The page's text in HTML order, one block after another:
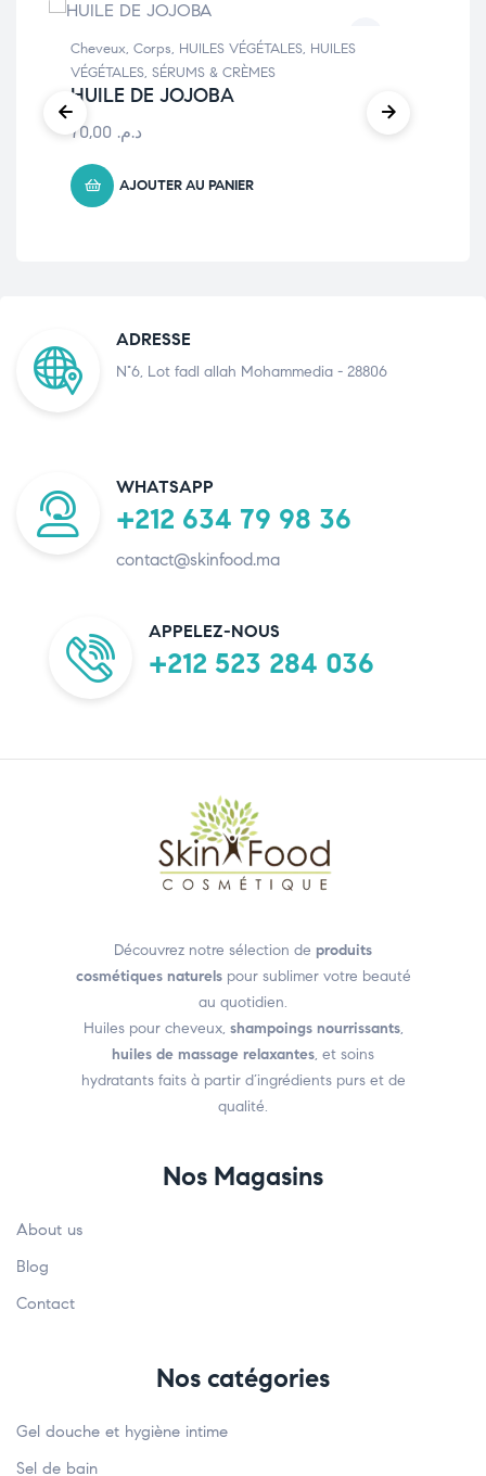
Cheveux, Corps, HUILES VÉGÉTALES, HUILES
VÉGÉTALES, SÉRUMS & CRÈMES
HUILE DE JOJOBA
د.م.
AJOUTER AU PANIER
ADRESSE
N°6, Lot fadl allah Mohammedia - 28806
WHATSAPP
+212 634 79 98 36
contact@skinfood.ma
APPELEZ-NOUS
+212 523 284 036
Découvrez notre sélection de produits
cosmétiques naturelspour sublimer votre beauté
au quotidien.
Huiles pour cheveux, shampoings nourrissants,
huiles de massage relaxantes, et soins
hydratants faits à partir d’ingrédients purs et de
qualité.
Nos Magasins
About us
Blog
Contact
Nos catégories
Gel douche et hygiène intime
Sel de bain